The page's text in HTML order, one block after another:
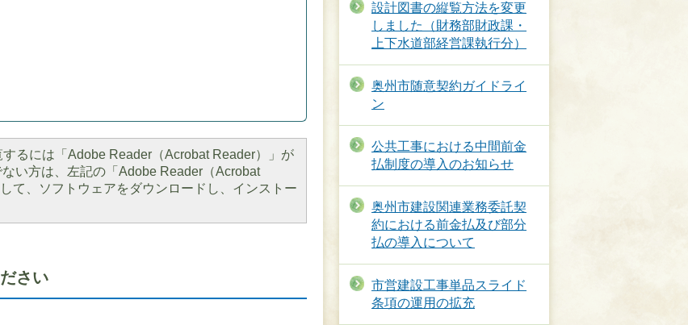
るには「Adobe Reader（Acrobat Reader）」が
い方は、左記の「Adobe Reader（Acrobat
て、ソフトウェアをダウンロードし、インストー
さい
設計図書の縦覧方法を変更
しました（財務部財政課・
上下水道部経営課執行分）
奥州市随意契約ガイドライ
ン
公共工事における中間前金
払制度の導入のお知らせ
奥州市建設関連業務委託契
約における前金払及び部分
払の導入について
市営建設工事単品スライド
条項の運用の拡充